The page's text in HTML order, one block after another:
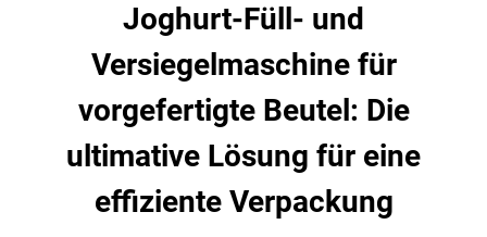
Joghurt-Füll- und
Versiegelmaschine für
vorgefertigte Beutel: Die
ultimative Lösung für eine
effiziente Verpackung